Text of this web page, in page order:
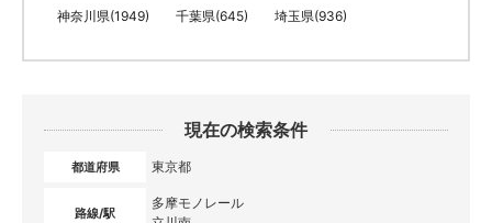
神奈川県(1949) 千葉県(645) 埼玉県(936)
現在の検索条件
都道府県 東京都
路線/駅
多摩モノレール